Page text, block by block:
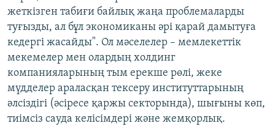
жеткізген табиғи байлық жаңа проблемаларды
туғызды, ал бұл экономиканы әрі қарай дамытуға
кедергі жасайды". Ол мәселелер – мемлекеттік
мекемелер мен олардың холдинг
компанияларының тым ерекше рөлі, жеке
мүдделер араласқан тексеру институттарының
әлсіздігі (әсіресе қаржы секторында), шығыны көп,
тиімсіз сауда келісімдері және жемқорлық.